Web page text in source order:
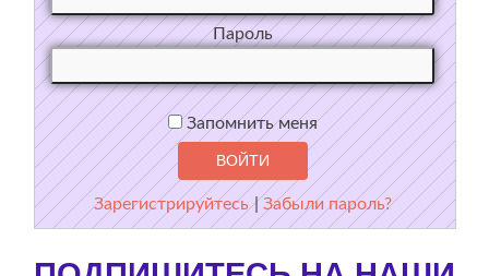
Пароль
Запомнить меня
Зарегистрируйтесь |Забыли пароль?